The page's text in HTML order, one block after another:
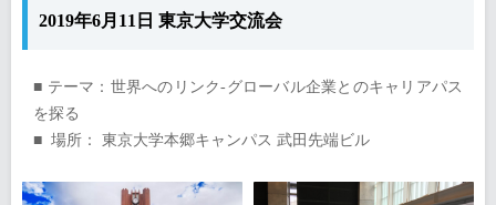
2019年6月11日 東京大学交流会
■ テーマ：世界へのリンク-グローバル企業とのキャリアパス
を探る
■ 場所： 東京大学本郷キャンパス 武田先端ビル